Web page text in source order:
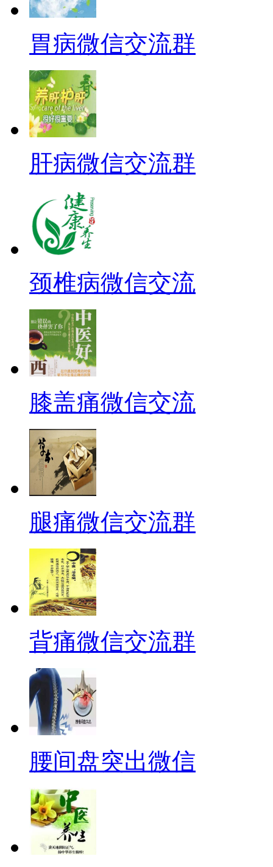
胃病微信交流群
肝病微信交流群
颈椎病微信交流
膝盖痛微信交流
腿痛微信交流群
背痛微信交流群
腰间盘突出微信